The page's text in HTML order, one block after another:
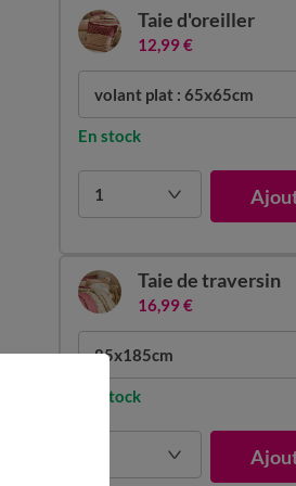
volant plat : 65x65cm
En stock
1
Taie d'oreiller
12,99 €
85x185cm
En stock
Taie de traversin
16,99 €